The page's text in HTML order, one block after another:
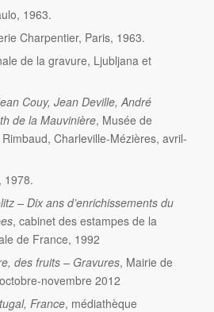
1963.
Charpentier, Paris, 1963.
de la gravure, Ljubljana et
Couy, Jean Deville, André
de la Mauvinière, Musée de
Rimbaud, Charleville-Mézières, avril-
1978.
– Dix ans d’enrichissements du
, cabinet des estampes de la
de France, 1992
des fruits – Gravures, Mairie de
novembre 2012
France, médiathèque